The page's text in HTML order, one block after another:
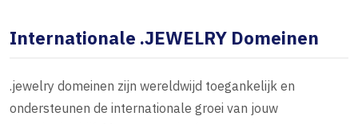
Internationale .JEWELRY Domeinen
.jewelry domeinen zijn wereldwijd toegankelijk en
ondersteunen de internationale groei van jouw